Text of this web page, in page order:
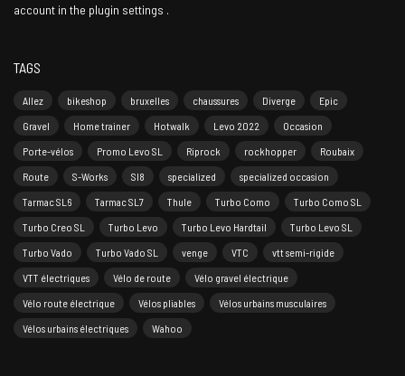
account in the plugin settings .
TAGS
Allez bikeshop bruxelles chaussures Diverge
Epic
Gravel
Home trainer Hotwalk Levo 2022
Occasion
Porte-vélos
Promo Levo SL Riprock rockhopper
Roubaix
Route
S-Works Sl8 specialized
specialized occasion
Tarmac SL6
Tarmac SL7 Thule Turbo Como
Turbo Como SL
Turbo Creo SL
Turbo Levo Turbo Levo Hardtail
Turbo Levo SL
Turbo Vado
Turbo Vado SL venge VTC
vtt semi-rigide
VTT électriques
Vélo de route
Vélo gravel électrique
Vélo route électrique
Vélos pliables
Vélos urbains musculaires
Vélos urbains électriques
Wahoo